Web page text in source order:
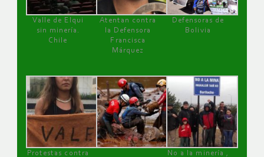
Valle de Elqui
sin minería.
Chile
Atentan contra
la Defensora
Francisca
Márquez
Defensoras de
Bolivia
Protestas contra
No a la minería ,